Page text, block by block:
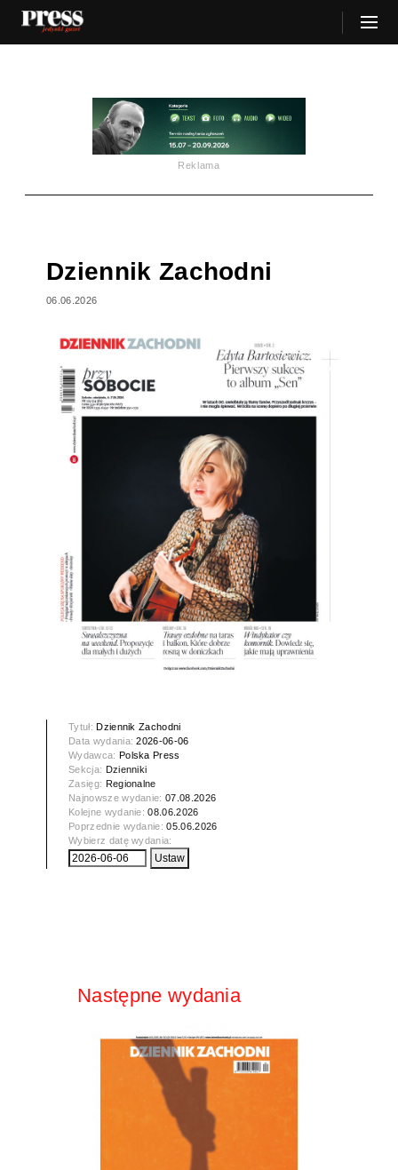
Reklama
Dziennik Zachodni
06.06.2026
Tytuł: Dziennik Zachodni
Data wydania:2026-06-06
Wydawca: Polska Press
Sekcja: Dzienniki
Zasięg: Regionalne
Najnowsze wydanie:07.08.2026
Kolejne wydanie:08.06.2026
Poprzednie wydanie:05.06.2026
Wybierz datę wydania:
Następne wydania